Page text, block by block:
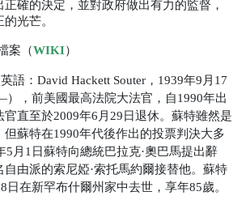
確的決定，並對政府做出有力的監督，
光芒。
案（WIKI）
語： David Hackett Souter ， 1939年9月 17
），前美國最高法院大法官，自1990年出
官直至於2009年6月 29 日退休。蘇特雖然是
但蘇特在1990年代後作出的投票判決大多
5月 1 日蘇特向總統巴拉克·奧巴馬提出辭
由派的索尼婭·索托馬約爾接替他。蘇特
8 日在新罕布什爾州家中去世，享年85歲。